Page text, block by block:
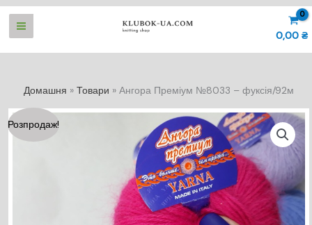
Перейти
0,00 ₴
Домашня Товари Ангора Преміум №8033 – фуксія/92м
Розпродаж!